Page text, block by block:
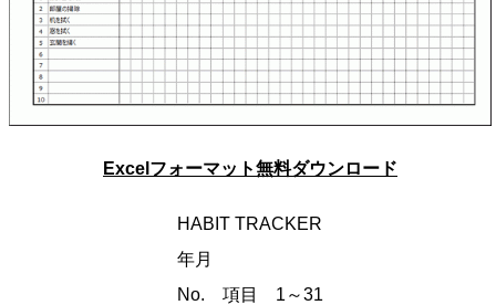
Excelフォーマット無料ダウンロード
HABIT TRACKER
年月
No. 項目 1～31